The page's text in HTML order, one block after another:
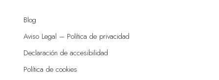
Blog
Aviso Legal – Política de privacidad
Declaración de accesibilidad
Política de cookies